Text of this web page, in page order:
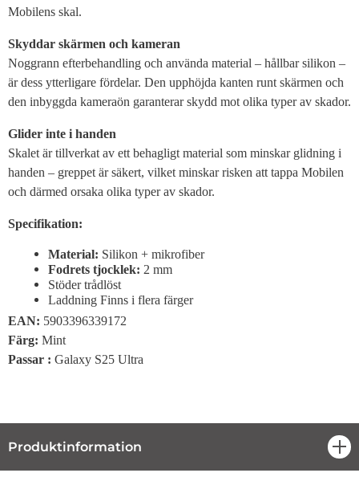
Mobilens skal.
Skyddar skärmen och kameran
Noggrann efterbehandling och använda material – hållbar silikon –
är dess ytterligare fördelar. Den upphöjda kanten runt skärmen och
den inbyggda kameraön garanterar skydd mot olika typer av skador.
Glider inte i handen
Skalet är tillverkat av ett behagligt material som minskar glidning i
handen – greppet är säkert, vilket minskar risken att tappa Mobilen
och därmed orsaka olika typer av skador.
Specifikation:
Material: Silikon + mikrofiber
Fodrets tjocklek: 2 mm
Stöder trådlöst
Laddning Finns i flera färger
EAN: 5903396339172
Färg: Mint
Passar : Galaxy S25 Ultra
Produktinformation